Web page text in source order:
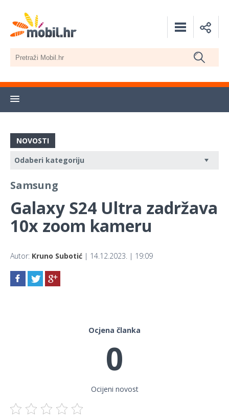
NOVOSTI
Samsung
Galaxy S24 Ultra zadržava
10x zoom kameru
Autor: Kruno Subotić | 14.12.2023. | 19:09
Ocjena članka
0
Ocijeni novost